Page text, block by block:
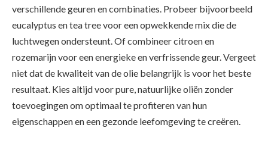
verschillende geuren en combinaties. Probeer bijvoorbeeld
eucalyptus en tea tree voor een opwekkende mix die de
luchtwegen ondersteunt. Of combineer citroen en
rozemarijn voor een energieke en verfrissende geur. Vergeet
niet dat de kwaliteit van de olie belangrijk is voor het beste
resultaat. Kies altijd voor pure, natuurlijke oliën zonder
toevoegingen om optimaal te profiteren van hun
eigenschappen en een gezonde leefomgeving te creëren.